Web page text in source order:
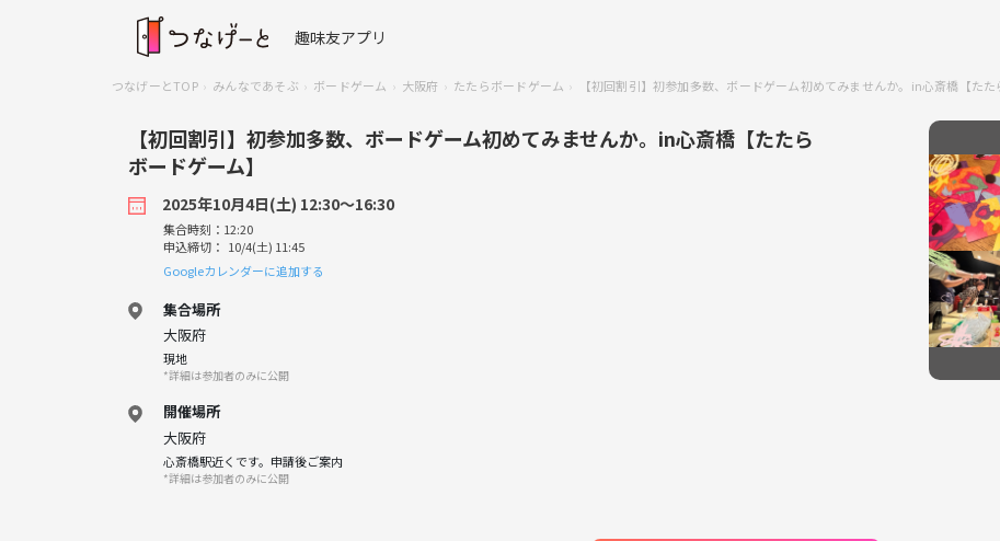
趣味友アプリ
つなげーとTOP みんなであそぶ ボードゲーム 大阪府 たたらボードゲーム 【初回割引】初参加多数、ボードゲーム初めてみませんか。in心斎橋【た
【初回割引】初参加多数、ボードゲーム初めてみませんか。in心斎橋【たたら
ボードゲーム】
2025年10月4日(土) 12:30〜16:30
集合時刻：12:20
申込締切： 10/4(土) 11:45
Googleカレンダーに追加する
集合場所
大阪府
現地
*詳細は参加者のみに公開
開催場所
大阪府
心斎橋駅近くです。申請後ご案内
*詳細は参加者のみに公開